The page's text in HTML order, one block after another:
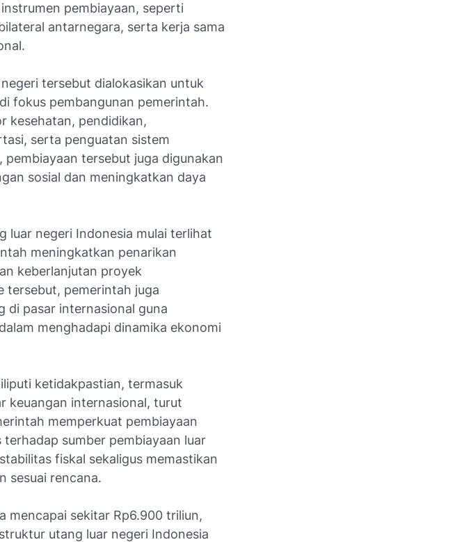
pembiayaan, seperti
antarnegara, serta kerja sama
tersebut dialokasikan untuk
fokus pembangunan pemerintah.
kesehatan, pendidikan,
serta penguatan sistem
tersebut juga digunakan
sosial dan meningkatkan daya
luar negeri Indonesia mulai terlihat
meningkatkan penarikan
keberlanjutan proyek
tersebut, pemerintah juga
di pasar internasional guna
menghadapi dinamika ekonomi
ketidakpastian, termasuk
keuangan internasional, turut
memperkuat pembiayaan
sumber pembiayaan luar
fiskal sekaligus memastikan
sesuai rencana.
mencapai sekitar Rp6.900 triliun,
utang luar negeri Indonesia